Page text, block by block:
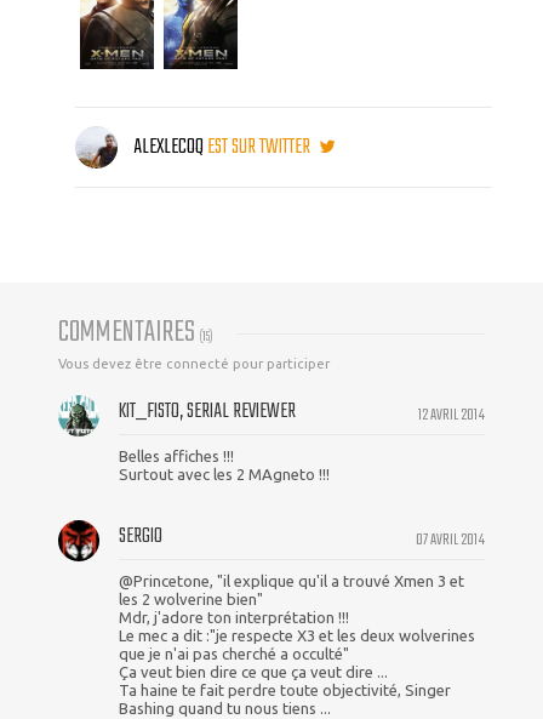
ALEXLECOQEST SUR TWITTER
COMMENTAIRES (15)
Vous devez être connecté pour participer
12 AVRIL 2014
KIT_FISTO, SERIAL REVIEWER
Belles affiches !!!
Surtout avec les 2 MAgneto !!!
07 AVRIL 2014
SERGIO
@Princetone, "il explique qu'il a trouvé Xmen 3 et
les 2 wolverine bien"
Mdr, j'adore ton interprétation !!!
Le mec a dit :"je respecte X3 et les deux wolverines
que je n'ai pas cherché a occulté"
Ça veut bien dire ce que ça veut dire ...
Ta haine te fait perdre toute objectivité, Singer
Bashing quand tu nous tiens ...